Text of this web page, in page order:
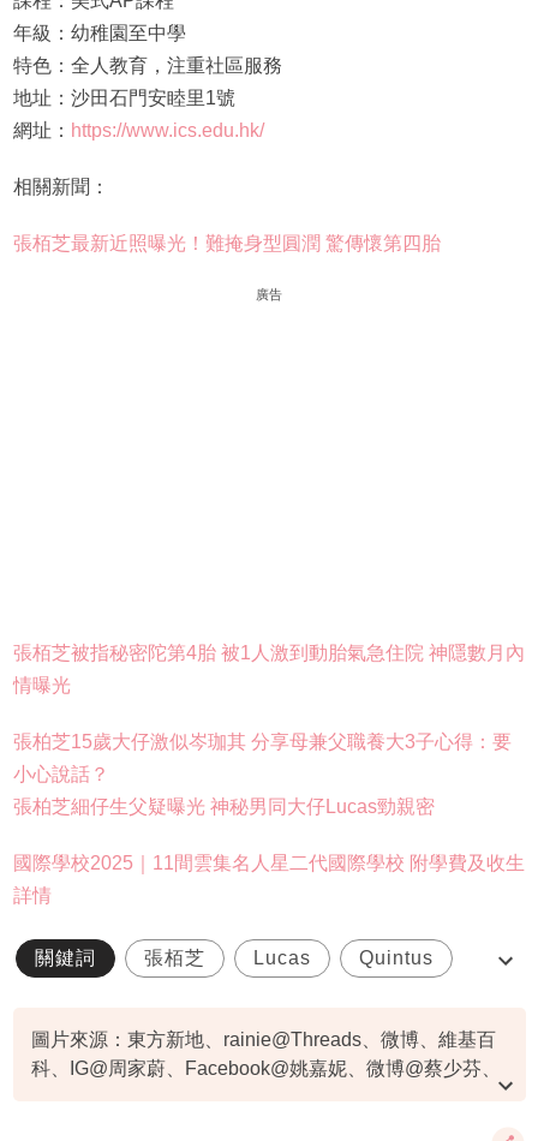
年級：幼稚園至中學
特色：全人教育，注重社區服務
地址：沙田石門安睦里1號
網址： https://www.ics.edu.hk/
相關新聞：
張栢芝最新近照曝光！難掩身型圓潤 驚傳懷第四胎
廣告
張栢芝被指秘密陀第4胎 被1人激到動胎氣急住院 神隱數月內
情曝光
張柏芝15歲大仔激似岑珈其 分享母兼父職養大3子心得：要
小心說話？
張柏芝細仔生父疑曝光 神秘男同大仔Lucas勁親密
國際學校2025｜11間雲集名人星二代國際學校 附學費及收生
詳情
關鍵詞 張栢芝 Lucas Quintus
圖片來源：東方新地、rainie@Threads、微博、維基百
科、IG@周家蔚、Facebook@姚嘉妮、微博@蔡少芬、